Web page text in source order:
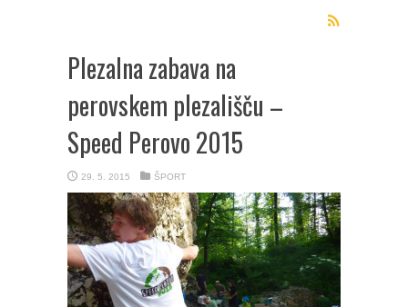
Plezalna zabava na
perovskem plezališču –
Speed Perovo 2015
29. 5. 2015 ŠPORT